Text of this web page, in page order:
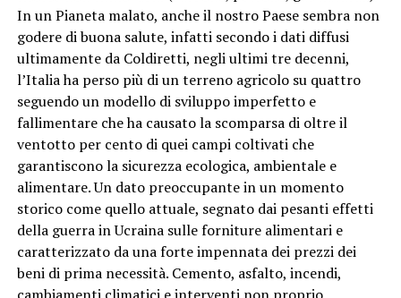
In un Pianeta malato, anche il nostro Paese sembra non
godere di buona salute, infatti secondo i dati diffusi
ultimamente da Coldiretti, negli ultimi tre decenni,
l’Italia ha perso più di un terreno agricolo su quattro
seguendo un modello di sviluppo imperfetto e
fallimentare che ha causato la scomparsa di oltre il
ventotto per cento di quei campi coltivati che
garantiscono la sicurezza ecologica, ambientale e
alimentare. Un dato preoccupante in un momento
storico come quello attuale, segnato dai pesanti effetti
della guerra in Ucraina sulle forniture alimentari e
caratterizzato da una forte impennata dei prezzi dei
beni di prima necessità. Cemento, asfalto, incendi,